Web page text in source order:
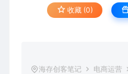
收藏 (0)
海存创客笔记 电商运营